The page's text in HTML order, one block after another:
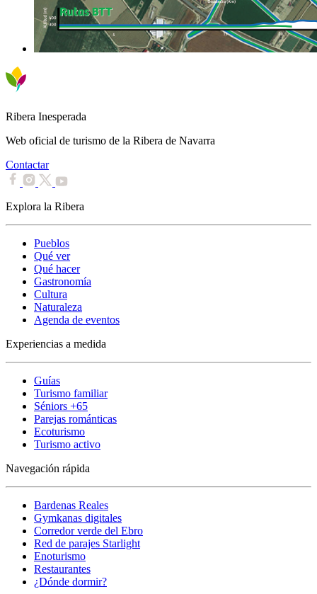
Ribera Inesperada
Web oficial de turismo de la Ribera de Navarra
Contactar
Explora la Ribera
Pueblos
Qué ver
Qué hacer
Gastronomía
Cultura
Naturaleza
Agenda de eventos
Experiencias a medida
Guías
Turismo familiar
Séniors +65
Parejas románticas
Ecoturismo
Turismo activo
Navegación rápida
Bardenas Reales
Gymkanas digitales
Corredor verde del Ebro
Red de parajes Starlight
Enoturismo
Restaurantes
¿Dónde dormir?